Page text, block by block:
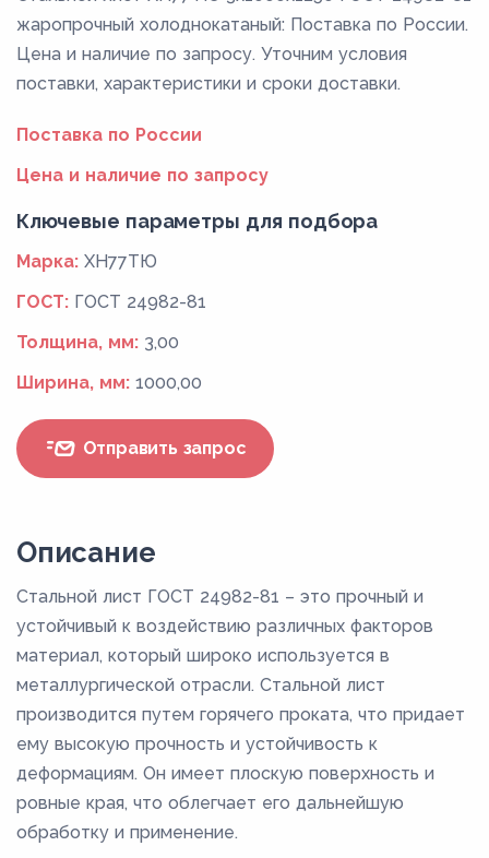
жаропрочный холоднокатаный: Поставка по России.
Цена и наличие по запросу. Уточним условия
поставки, характеристики и сроки доставки.
Поставка по России
Цена и наличие по запросу
Ключевые параметры для подбора
Марка: ХН77ТЮ
ГОСТ: ГОСТ 24982-81
Толщина, мм: 3,00
Ширина, мм: 1000,00
Отправить запрос
Описание
Стальной лист ГОСТ 24982-81 – это прочный и
устойчивый к воздействию различных факторов
материал, который широко используется в
металлургической отрасли. Стальной лист
производится путем горячего проката, что придает
ему высокую прочность и устойчивость к
деформациям. Он имеет плоскую поверхность и
ровные края, что облегчает его дальнейшую
обработку и применение.